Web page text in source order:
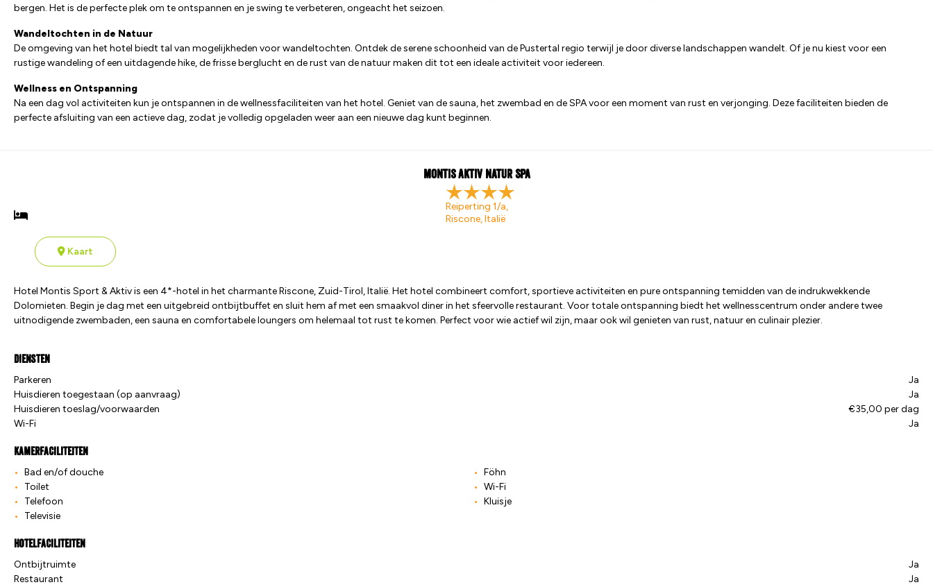
bergen. Het is de perfecte plek om te ontspannen en je swing te verbeteren, ongeacht het seizoen.
Wandeltochten in de Natuur
De omgeving van het hotel biedt tal van mogelijkheden voor wandeltochten. Ontdek de serene schoonheid van de Pustertal regio terwijl je door diverse landschappen wandelt. Of je nu kiest voor een
rustige wandeling of een uitdagende hike, de frisse berglucht en de rust van de natuur maken dit tot een ideale activiteit voor iedereen.
Wellness en Ontspanning
Na een dag vol activiteiten kun je ontspannen in de wellnessfaciliteiten van het hotel. Geniet van de sauna, het zwembad en de SPA voor een moment van rust en verjonging. Deze faciliteiten bieden de
perfecte afsluiting van een actieve dag, zodat je volledig opgeladen weer aan een nieuwe dag kunt beginnen.
Montis Aktiv Natur Spa
Reiperting 1/a,
Riscone, Italië
Kaart
Hotel Montis Sport & Aktiv is een 4*-hotel in het charmante Riscone, Zuid-Tirol, Italië. Het hotel combineert comfort, sportieve activiteiten en pure ontspanning temidden van de indrukwekkende
Dolomieten. Begin je dag met een uitgebreid ontbijtbuffet en sluit hem af met een smaakvol diner in het sfeervolle restaurant. Voor totale ontspanning biedt het wellnesscentrum onder andere twee
uitnodigende zwembaden, een sauna en comfortabele loungers om helemaal tot rust te komen. Perfect voor wie actief wil zijn, maar ook wil genieten van rust, natuur en culinair plezier.
Diensten
Parkeren
Ja
Huisdieren toegestaan (op aanvraag)
Ja
Huisdieren toeslag/voorwaarden
€35,00 per dag
Wi-Fi
Ja
Kamerfaciliteiten
Bad en/of douche
Föhn
Toilet
Wi-Fi
Telefoon
Kluisje
Televisie
Hotelfaciliteiten
Ontbijtruimte
Ja
Restaurant
Ja